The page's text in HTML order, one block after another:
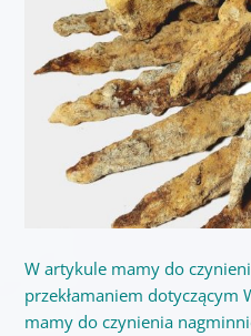
W artykule mamy do
przekłamaniem
mamy do czynienia